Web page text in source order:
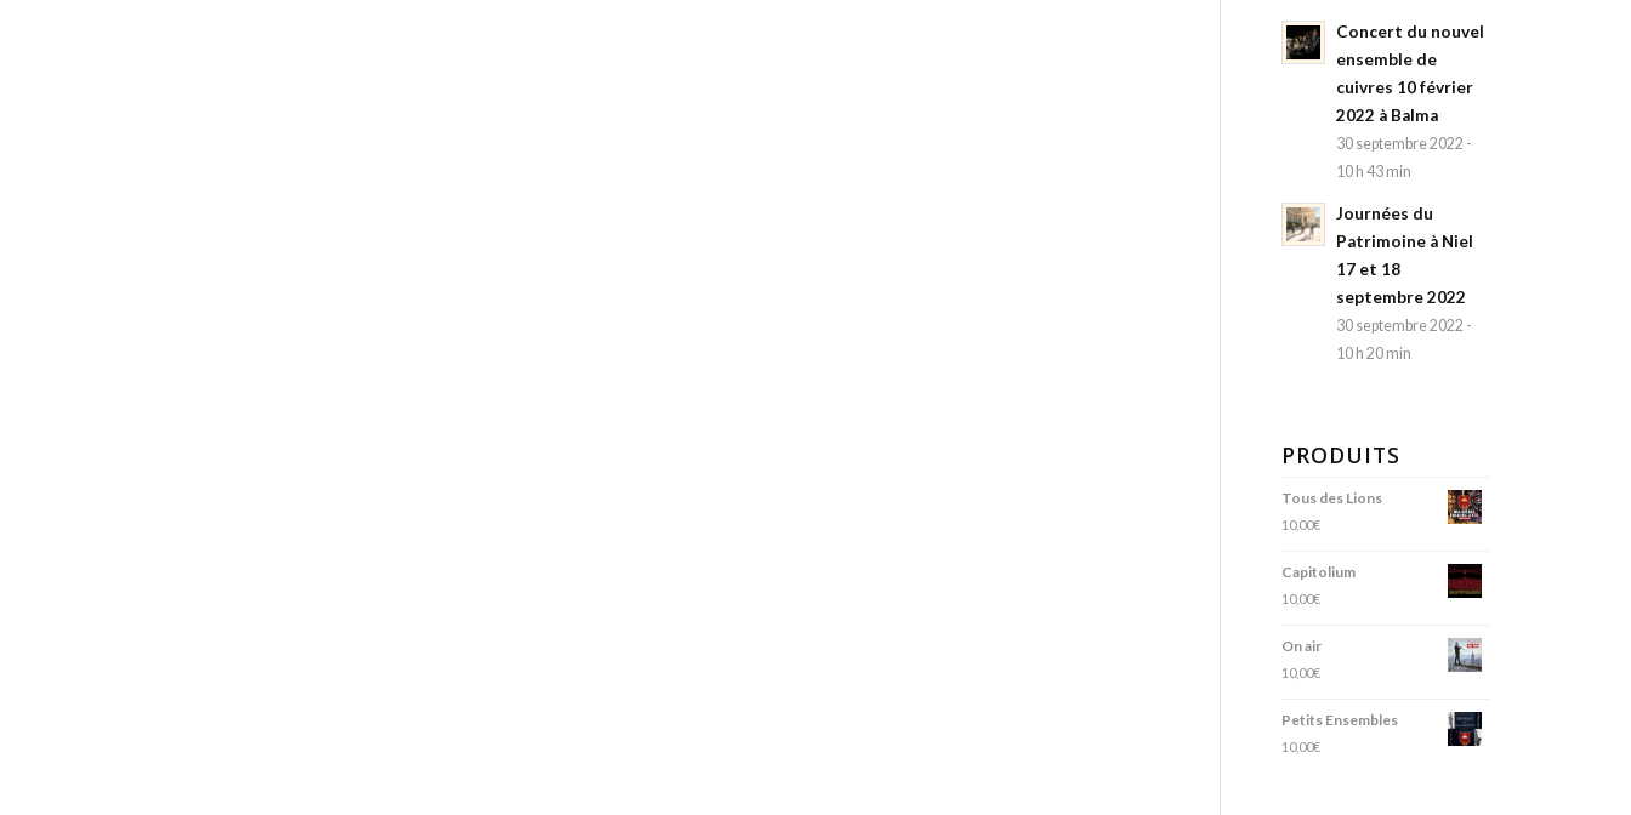
Concert du nouvel
ensemble de
cuivres 10 février
2022 à Balma
30 septembre 2022 -
10 h 43 min
Journées du
Patrimoine à Niel
17 et 18
septembre 2022
30 septembre 2022 -
10 h 20 min
PRODUITS
Tous des Lions
10,00€
Capitolium
10,00€
On air
10,00€
Petits Ensembles
10,00€